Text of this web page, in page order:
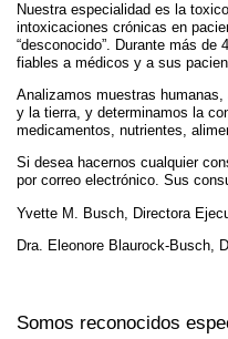
Nuestra especialidad es la
intoxicaciones crónicas en
“desconocido”. Durante más
fiables a médicos y a sus
Analizamos muestras
y la tierra, y determinamos la
medicamentos, nutrientes,
Si desea hacernos cualquier
por correo electrónico. Sus
Yvette M. Busch, Directora
Dra. Eleonore Blaurock-Busch,
Somos reconocidos